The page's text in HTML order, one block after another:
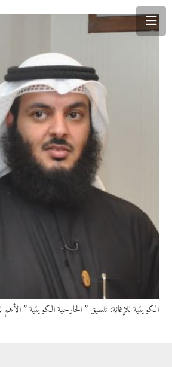
الكويتية للإغاثة: تنسيق ” الخارجية الكويتية ” الأهم